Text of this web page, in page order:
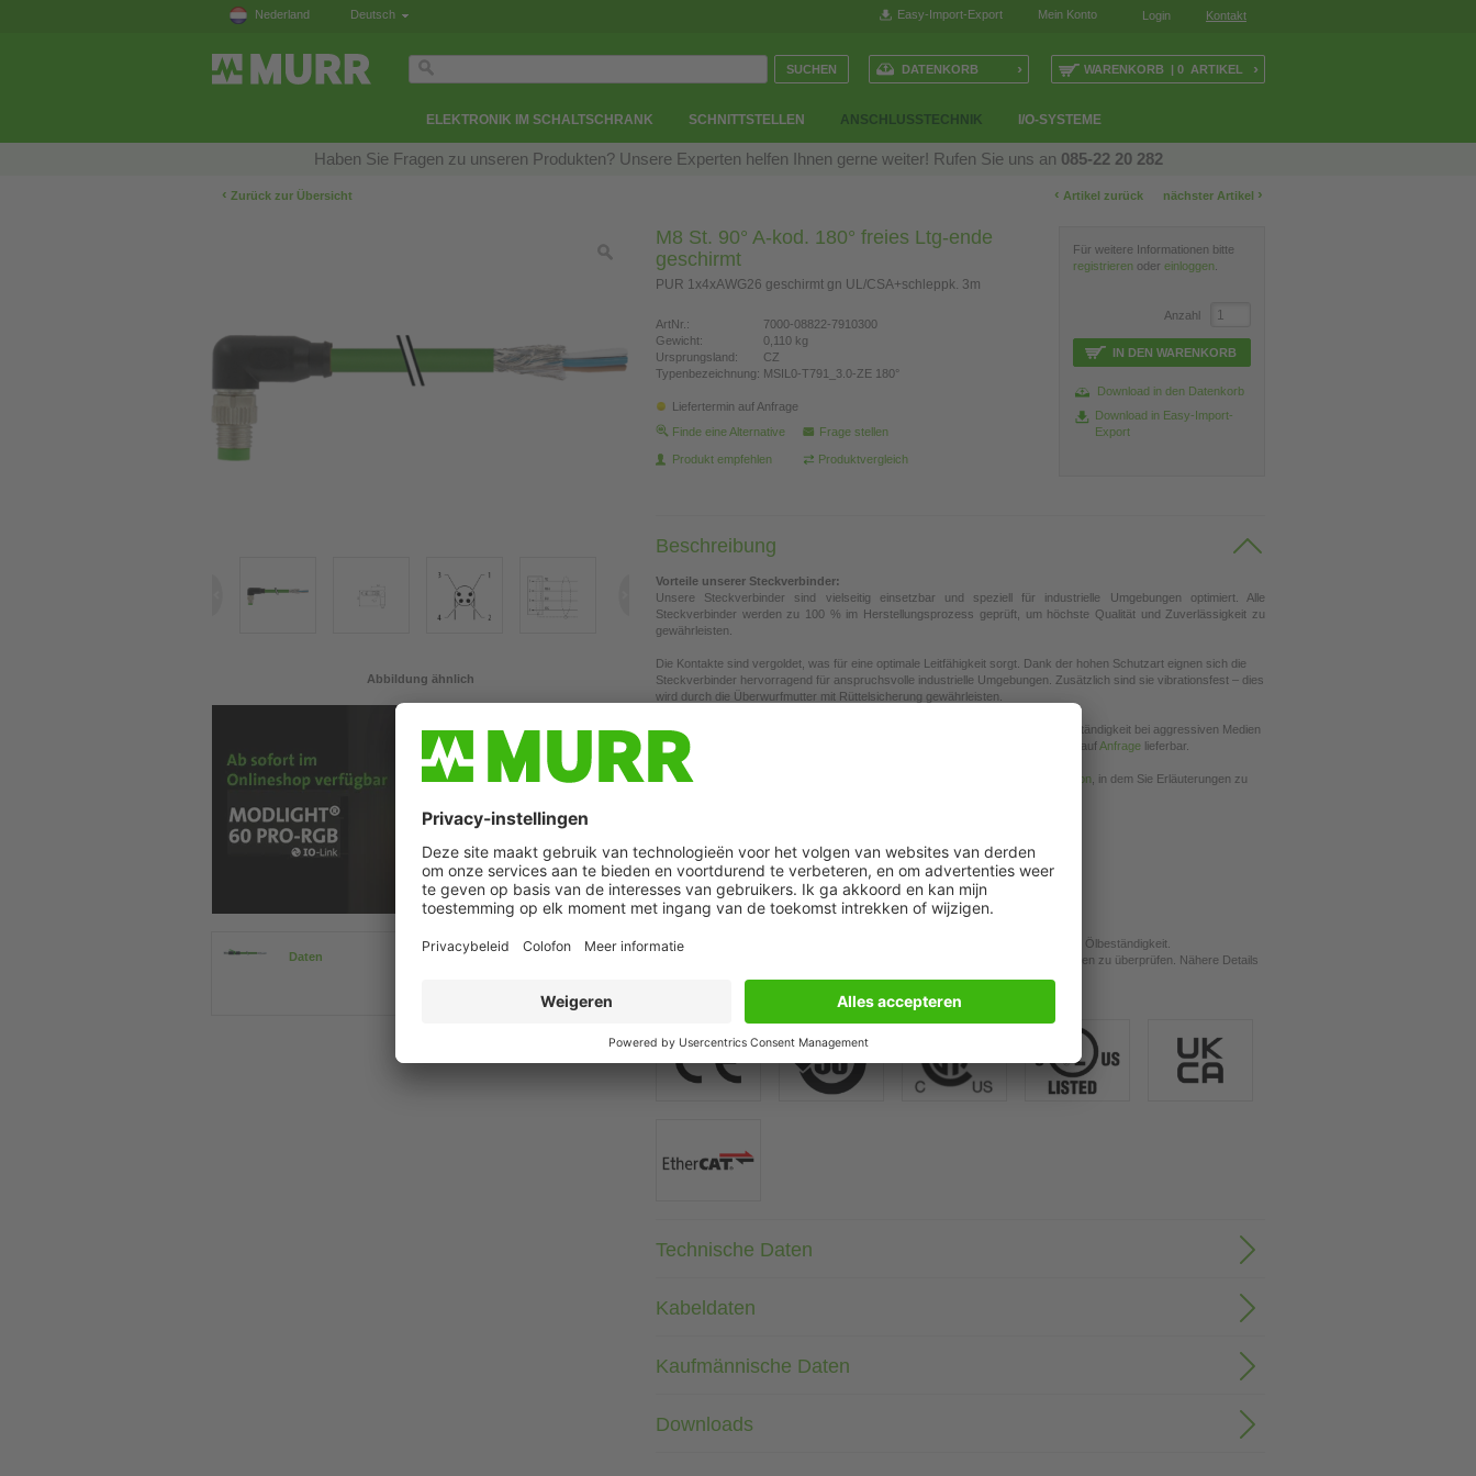
Nederland Deutsch Login Kontakt
Mein Konto
Easy-Import-Export
ELEKTRONIK IM SCHALTSCHRANK SCHNITTSTELLEN ANSCHLUSSTECHNIK I/O-SYSTEME
WARENKORB | 0 ARTIKEL ›
DATENKORB ›
Haben Sie Fragen zu unseren Produkten? Unsere Experten helfen Ihnen gerne weiter! Rufen Sie uns an 085-22 20 282
‹ Zurück zur Übersicht nächster Artikel ›
‹ Artikel zurück
Abbildung ähnlich
Daten
M8 St. 90° A-kod. 180° freies Ltg-ende
geschirmt
PUR 1x4xAWG26 geschirmt gn UL/CSA+schleppk. 3m
ArtNr.:
7000-08822-7910300
Gewicht:
0,110 kg
Ursprungsland:
CZ
Typenbezeichnung: MSIL0-T791_3.0-ZE 180°
Liefertermin auf Anfrage
Finde eine Alternative
Frage stellen
Produkt empfehlen Produktvergleich
Für weitere Informationen bitte
registrieren oder einloggen
Anzahl
IN DEN WARENKORB
Download in den Datenkorb
Download in Easy-Import-
Export
Beschreibung
Vorteile unserer Steckverbinder:
Unsere Steckverbinder sind vielseitig einsetzbar und speziell für industrielle Umgebungen optimiert. Alle
Steckverbinder werden zu 100 % im Herstellungsprozess geprüft, um höchste Qualität und Zuverlässigkeit zu
gewährleisten.
Die Kontakte sind vergoldet, was für eine optimale Leitfähigkeit sorgt. Dank der hohen Schutzart eignen sich die
Steckverbinder hervorragend für anspruchsvolle industrielle Umgebungen. Zusätzlich sind sie vibrationsfest – dies
wird durch die Überwurfmutter mit Rüttelsicherung gewährleisten.
Unsere Steckverbinder sind resistent gegen Öle und Kühlschmiermittel. Die Beständigkeit bei aggressiven Medien
sollte jedoch applikationsbezogen geprüft werden. Abweichende Leitungslängen aufAnfrage lieferbar.
Fehlen Ihnen technische Informationen? Nutzen Sie gerne unser Technikerlexikon , in dem Sie Erläuterungen zu
EtherCAT
Stecker 90°
M8, 4-polig
Achtung: Kontaktträger auf 180° gedreht!
Das Material der Gehäuse ist aus Kunststoff und hat eine gute Chemikalien- und Ölbeständigkeit.
Beim Einsatz aggressiver Medien ist die Materialbeständigkeit applikationsbezogen zu überprüfen. Nähere Details
Abweichende Leitungslängen auf Anfrage lieferbar.
Technische Daten
Kabeldaten
Kaufmännische Daten
Downloads